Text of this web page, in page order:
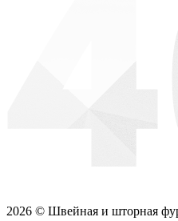
2026 © Швейная и шторная